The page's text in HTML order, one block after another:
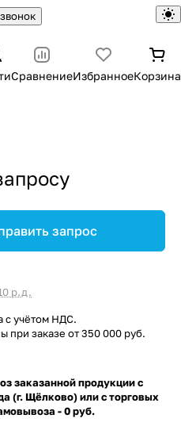
СравнениеИзбранноеКорзина
запрос
р.д.
с учётом НДС.
при заказе от 350 000 руб.
заказанной продукции с
(г. Щёлково) или с торговых
- 0 руб.